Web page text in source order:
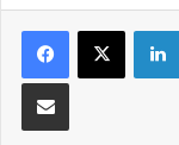
Partilhar Via Email